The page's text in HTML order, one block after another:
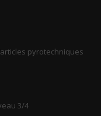
pyrotechniques
3/4